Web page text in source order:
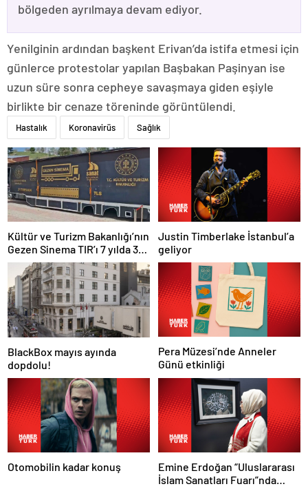
bölgeden ayrılmaya devam ediyor.
Yenilginin ardından başkent Erivan’da istifa etmesi için
günlerce protestolar yapılan Başbakan Paşinyan ise
uzun süre sonra cepheye savaşmaya giden eşiyle
birlikte bir cenaze töreninde görüntülendi.
Hastalık Koronavirüs Sağlık
Kültür ve Turizm Bakanlığı’nın
Gezen Sinema TIR’ı 7 yılda 358
ilçeye ulaştı
Justin Timberlake İstanbul’a
geliyor
BlackBox mayıs ayında
dopdolu!
Pera Müzesi’nde Anneler
Günü etkinliği
Otomobilin kadar konuş
Emine Erdoğan “Uluslararası
İslam Sanatları Fuarı”nda